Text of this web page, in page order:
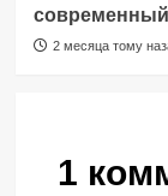
современный
2 месяца тому
1